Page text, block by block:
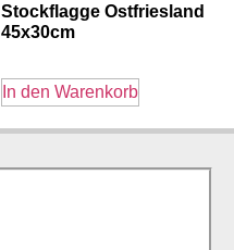
Stockflagge Ostfriesland
45x30cm
In den Warenkorb